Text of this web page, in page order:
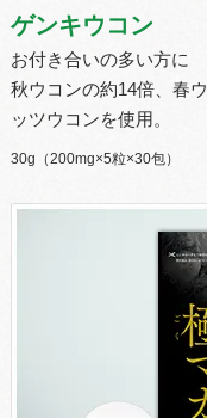
ゲンキウコン
お付き合いの多い方に
秋ウコンの約14倍、春
ッツウコンを使用。
30g（200mg×5粒×30包）